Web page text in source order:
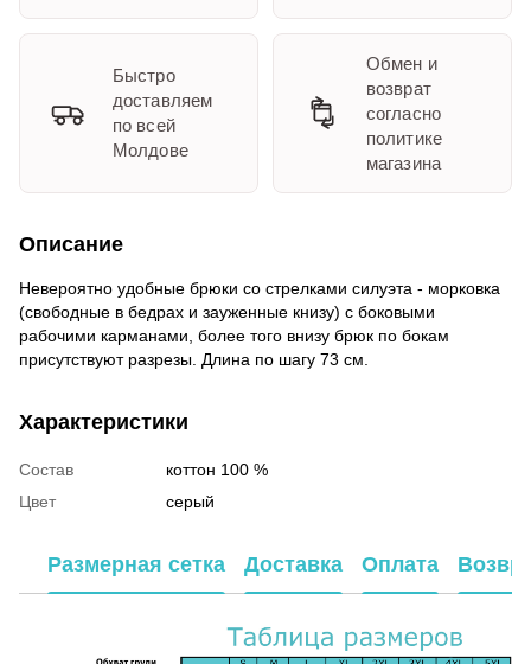
Быстро
доставляем
по всей
Молдове
Обмен и
возврат
согласно
политике
магазина
Описание
Невероятно удобные брюки со стрелками силуэта - морковка
(свободные в бедрах и зауженные книзу) с боковыми
рабочими карманами, более того внизу брюк по бокам
присутствуют разрезы. Длина по шагу 73 см.
Характеристики
Состав
коттон 100 %
Цвет
серый
Размерная сетка Доставка Оплата